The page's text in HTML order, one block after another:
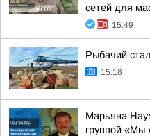
сетей для
15:49
Рыбачий
15:18
Марьяна
группой «Мы